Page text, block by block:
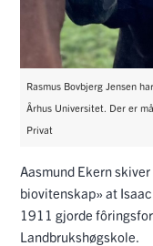
Rasmus Bovbjerg Jensen
Århus Universitet. Der er
Privat
Aasmund Ekern
biovitenskap» at
1911 gjorde
Landbrukshøgskole.